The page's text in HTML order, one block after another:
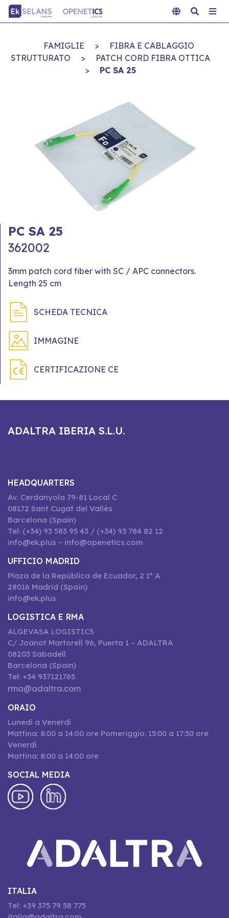
FAMIGLIE >
FIBRA E CABLAGGIO
STRUTTURATO
>
PATCH CORD FIBRA OTTICA
>
PC SA 25
PC SA 25
362002
3mm patch cord fiber with SC / APC connectors.
Length 25 cm
SCHEDA TECNICA
IMMAGINE
CERTIFICAZIONE CE
ADALTRA IBERIA S.L.U.
HEADQUARTERS
Av. Cerdanyola 79-81 Local C
08172 Sant Cugat del Vallès
Barcelona (Spain)
Tel: (+34) 93 583 95 43 / (+34) 93 784 82 12
info@ek.plus – info@openetics.com
UFFICIO MADRID
Plaza de la República de Ecuador, 2 1º A
28016 Madrid (Spain)
info@ek.plus
LOGISTICA E RMA
ALGEVASA LOGISTICS
C/ Joanot Martorell 96, Puerta 1 – ADALTRA
08203 Sabadell
Barcelona (Spain)
Tel: +34 937121765
rma@adaltra.com
ORAIO
Lunedí a Venerdí
Mattina: 8:00 a 14:00 ore Pomeriggio: 15:00 a 17:30 ore
Venerdí
Mattina: 8:00 a 14:00 ore
SOCIAL MEDIA
ITALIA
Tel: +39 375 79 58 775